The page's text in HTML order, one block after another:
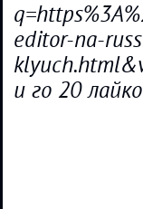
editor-na-
и го 20